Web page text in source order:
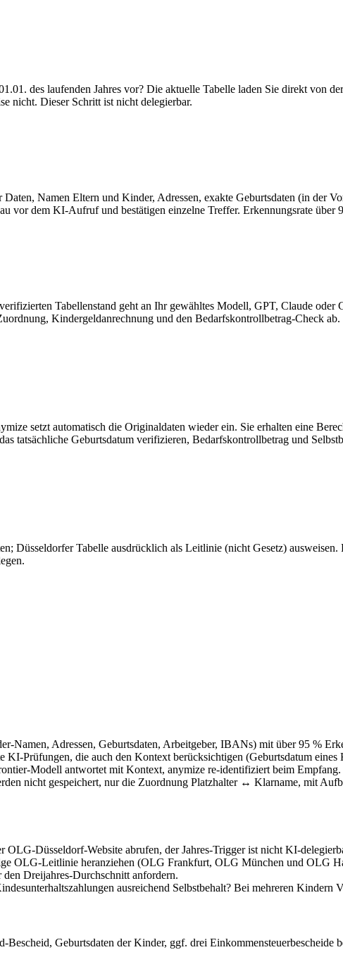
des laufenden Jahres vor? Die aktuelle Tabelle laden Sie direkt von
nicht. Dieser Schritt ist nicht delegierbar.
Namen Eltern und Kinder, Adressen, exakte Geburtsdaten (in der
vor dem KI-Aufruf und bestätigen einzelne Treffer. Erkennungsrate über
Tabellenstand geht an Ihr gewähltes Modell, GPT, Claude
Kindergeldanrechnung und den Bedarfskontrollbetrag-Check
setzt automatisch die Originaldaten wieder ein. Sie erhalten eine
tatsächliche Geburtsdatum verifizieren, Bedarfskontrollbetrag und
Düsseldorfer Tabelle ausdrücklich als Leitlinie (nicht Gesetz)
Namen, Adressen, Geburtsdaten, Arbeitgeber, IBANs) mit über 95 %
Prüfungen, die auch den Kontext berücksichtigen (Geburtsdatum eines
Modell antwortet mit Kontext, anymize re-identifiziert beim Empfang.
nicht gespeichert, nur die Zuordnung Platzhalter ↔ Klarname, mit
OLG-Düsseldorf-Website abrufen, der Jahres-Trigger ist nicht KI-
OLG-Leitlinie heranziehen (OLG Frankfurt, OLG München und OLG
Dreijahres-Durchschnitt anfordern.
ausreichend Selbstbehalt? Bei mehreren Kindern
Geburtsdaten der Kinder, ggf. drei Einkommensteuerbescheide